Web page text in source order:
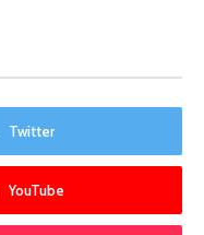
Twitter
YouTube